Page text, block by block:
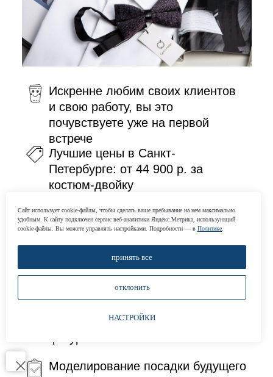
Искренне любим своих клиентов
и свою работу, вы это
почувствуете уже на первой
встрече
Лучшие цены в Санкт-
Петербурге: от 44 900 р. за
костюм-двойку
решение под ваш бюджет и
задачу
Консультация стилиста по мужскому
костюму при совершении заказа
лекальных баз для разных типов
Моделирование посадки будущего
Сайт использует cookie-файлы, чтобы сделать ваше пребывание на нем максимально
удобным. К cайту подключен сервис веб-аналитики Яндекс.Метрика, использующий
cookie-файлы. Вы можете управлять настройками. Подробности — в Политике
принять все
отклонить
НАСТРОЙКИ